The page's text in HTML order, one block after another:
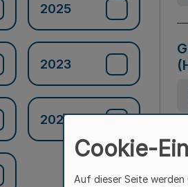
2025
2023
2021
Cookie-
Auf dieser Seite werden